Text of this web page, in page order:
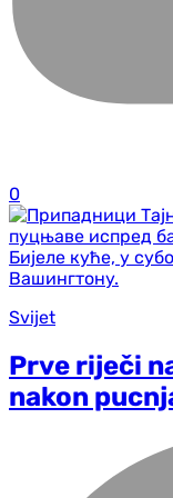
0
Svijet
Prve riječi
nakon